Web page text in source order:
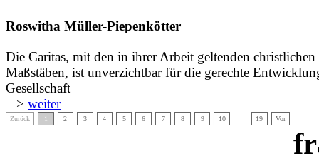
Roswitha Müller-Piepenkötter
Die Caritas, mit den in ihrer Arbeit geltenden christlichen
Maßstäben, ist unverzichtbar für die gerechte
Gesellschaft
> weiter
Zurück 1 2 3 4 5 6 7 8 9 10 19 Vor